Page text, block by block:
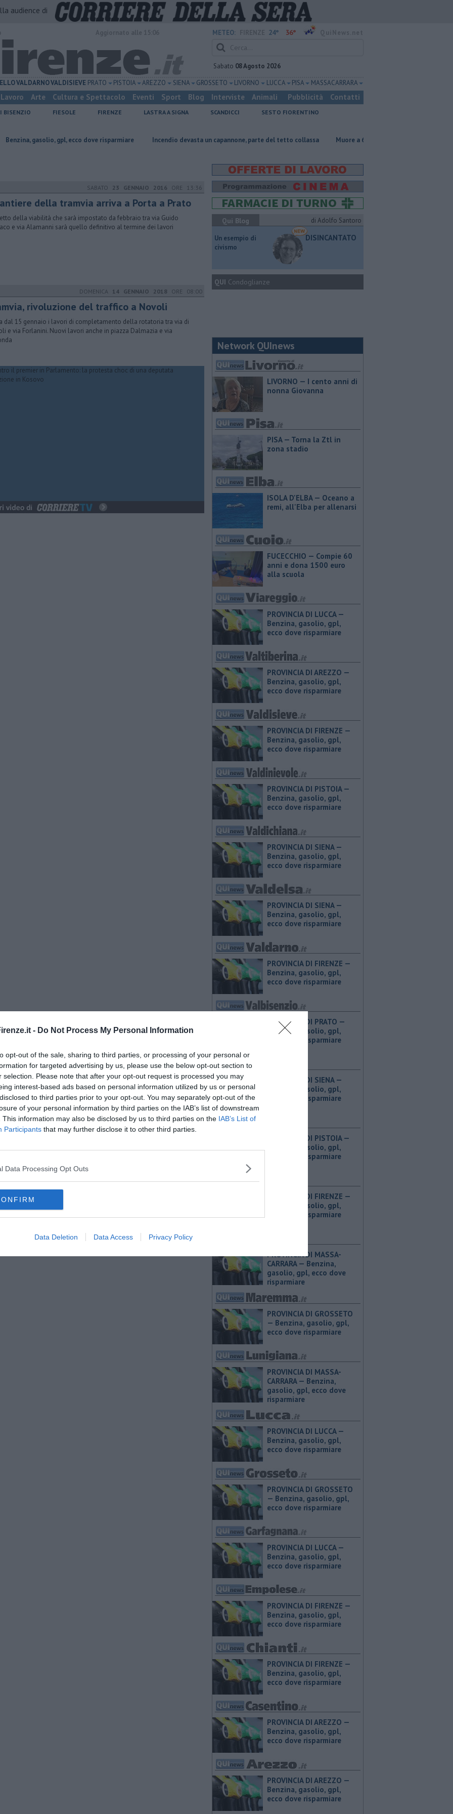
- Do Not Process My Personal Information
opt-out of the sale, sharing to third parties, or processing of your personal or
for targeted advertising by us, please use the below opt-out section to
selection. Please note that after your opt-out request is processed you may
interest-based ads based on personal information utilized by us or personal
to third parties prior to your opt-out. You may separately opt-out of the
of your personal information by third parties on the IAB’s list of downstream
This information may also be disclosed by us to third parties on the IAB’s List of
Participants that may further disclose it to other third parties.
Data Processing Opt Outs
Data Deletion Data Access Privacy Policy
audience di
METEO: 24° 36°
Sabato 08 Agosto 2026
VALDARNOVALDISIEVE PRATO PISTOIA AREZZO SIENA GROSSETO LIVORNO LUCCA PISA MASSA CARRARA
Lavoro Arte Cultura e Spettacolo Eventi Sport Blog Interviste Animali Pubblicità Contatti
BISENZIO FIESOLE FIRENZE LASTRA A SIGNA SCANDICCI
SESTO FIORENTINO
gpl, ecco dove risparmiare Incendio devasta un capannone, parte del tetto collassa Muore a 61 anni in un incidente sul lavoro
SABATO 23 GENNAIO 2016 ORE 13:36
della tramvia arriva a Porta a Prato
della viabilità che sarà impostato da febbraio tra via Guido
e via Alamanni sarà quello definitivo al termine dei lavori
DOMENICA 14 GENNAIO 2018 ORE 08:00
rivoluzione del traffico a Novoli
dal 15 gennaio i lavori di completamento della rotatoria tra via di
e via Forlanini. Nuovi lavori anche in piazza Dalmazia e via
Qui Blog di Adolfo Santoro
​Un esempio di
civismo
DISINCANTATO
QUI Condoglianze
Network QUInews
LIVORNO — I cento anni di
nonna Giovanna
PISA — Torna la Ztl in
zona stadio
ISOLA D'ELBA — Oceano a
remi, all'Elba per allenarsi
FUCECCHIO — Compie 60
anni e dona 1500 euro
alla scuola
PROVINCIA DI LUCCA — ​
Benzina, gasolio, gpl,
ecco dove risparmiare
PROVINCIA DI AREZZO — ​
Benzina, gasolio, gpl,
ecco dove risparmiare
PROVINCIA DI FIRENZE — ​
Benzina, gasolio, gpl,
ecco dove risparmiare
PROVINCIA DI PISTOIA — ​
Benzina, gasolio, gpl,
ecco dove risparmiare
PROVINCIA DI SIENA — ​
Benzina, gasolio, gpl,
ecco dove risparmiare
PROVINCIA DI SIENA — ​
Benzina, gasolio, gpl,
ecco dove risparmiare
PROVINCIA DI FIRENZE — ​
Benzina, gasolio, gpl,
ecco dove risparmiare
PROVINCIA DI PRATO — ​
Benzina, gasolio, gpl,
ecco dove risparmiare
PROVINCIA DI SIENA — ​
Benzina, gasolio, gpl,
ecco dove risparmiare
PROVINCIA DI PISTOIA — ​
Benzina, gasolio, gpl,
ecco dove risparmiare
PROVINCIA DI FIRENZE — ​
Benzina, gasolio, gpl,
ecco dove risparmiare
PROVINCIA DI MASSA-
CARRARA — ​Benzina,
gasolio, gpl, ecco dove
risparmiare
PROVINCIA DI GROSSETO
— ​Benzina, gasolio, gpl,
ecco dove risparmiare
PROVINCIA DI MASSA-
CARRARA — ​Benzina,
gasolio, gpl, ecco dove
risparmiare
PROVINCIA DI LUCCA — ​
Benzina, gasolio, gpl,
ecco dove risparmiare
PROVINCIA DI GROSSETO
— ​Benzina, gasolio, gpl,
ecco dove risparmiare
PROVINCIA DI LUCCA — ​
Benzina, gasolio, gpl,
ecco dove risparmiare
PROVINCIA DI FIRENZE — ​
Benzina, gasolio, gpl,
ecco dove risparmiare
PROVINCIA DI FIRENZE — ​
Benzina, gasolio, gpl,
ecco dove risparmiare
PROVINCIA DI AREZZO — ​
Benzina, gasolio, gpl,
ecco dove risparmiare
PROVINCIA DI AREZZO — ​
Benzina, gasolio, gpl,
ecco dove risparmiare